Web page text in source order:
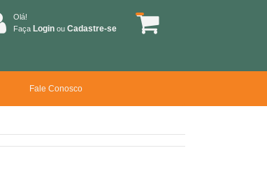
Olá!
Faça Login ou Cadastre-se
Fale Conosco